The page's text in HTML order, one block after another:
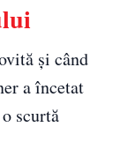
și când
a încetat
scurtă